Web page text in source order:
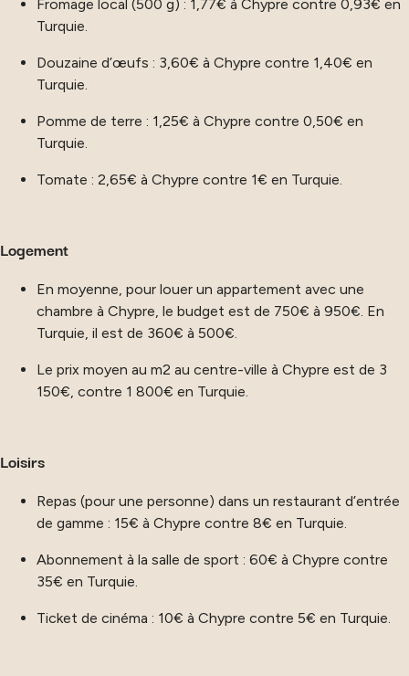
Fromage local (500 g) : 1,77€ à Chypre contre 0,93€ en
Turquie.
Douzaine d’œufs : 3,60€ à Chypre contre 1,40€ en
Turquie.
Pomme de terre : 1,25€ à Chypre contre 0,50€ en
Turquie.
Tomate : 2,65€ à Chypre contre 1€ en Turquie.
Logement
En moyenne, pour louer un appartement avec une
chambre à Chypre, le budget est de 750€ à 950€. En
Turquie, il est de 360€ à 500€.
Le prix moyen au m2 au centre-ville à Chypre est de 3
150€, contre 1 800€ en Turquie.
Loisirs
Repas (pour une personne) dans un restaurant d’entrée
de gamme : 15€ à Chypre contre 8€ en Turquie.
Abonnement à la salle de sport : 60€ à Chypre contre
35€ en Turquie.
Ticket de cinéma : 10€ à Chypre contre 5€ en Turquie.